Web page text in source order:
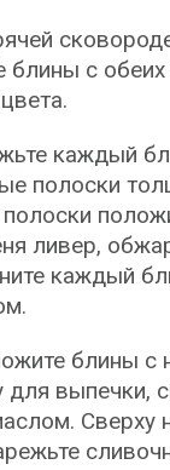
блины с
каждый
полоски
ливер,
каждый
блины с
для выпечки,
Сверху